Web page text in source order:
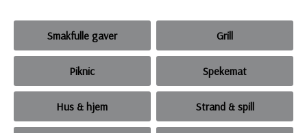
Smakfulle gaver Grill
Piknic Spekemat
Hus & hjem Strand & spill